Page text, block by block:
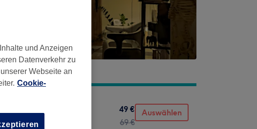
49 €
69 €
Auswählen
und Anzeigen
Datenverkehr zu
Webseite an
Cookie-